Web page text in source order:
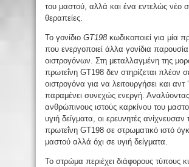
του μαστού, αλλά και ένα εντελώς νέο
θεραπείες.
Το γονίδιο GT198 κωδικοποιεί για μία
που ενεργοποιεί άλλα γονίδια παρουσία
οιστρογόνων. Στη μεταλλαγμένη της
πρωτεΐνη GT198 δεν στηρίζεται πλέον
οιστρογόνα για να λειτουργήσει και αντ
παραμένει συνεχώς ενεργή.
ανθρώπινους ιστούς καρκίνου του
υγιή δείγματα, οι ερευνητές ανίχνευσαν
πρωτεΐνη GT198 σε στρωματικό ιστό
μαστού αλλά όχι σε υγιή δείγματα.
Το στρώμα περιέχει διάφορους τύπους